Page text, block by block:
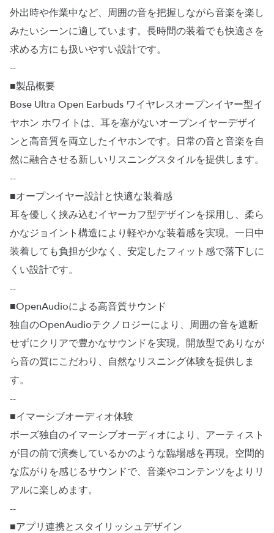
外出時や作業中など、周囲の音を把握しながら音楽を楽し
みたいシーンに適しています。長時間の装着でも快適さを
求める方にも扱いやすい設計です。
--
■製品概要
Bose Ultra Open Earbuds ワイヤレスオープンイヤー型イ
ヤホン ホワイトは、耳を塞がないオープンイヤーデザイ
ンと高音質を両立したイヤホンです。日常の音と音楽を自
然に融合させる新しいリスニングスタイルを提供します。
--
■オープンイヤー設計と快適な装着感
耳を優しく挟み込むイヤーカフ型デザインを採用し、柔ら
かなジョイント構造により軽やかな装着感を実現。一日中
装着しても負担が少なく、安定したフィット感で落下しに
くい設計です。
--
■OpenAudioによる高音質サウンド
独自のOpenAudioテクノロジーにより、周囲の音を遮断
せずにクリアで豊かなサウンドを実現。開放型でありなが
ら音の質にこだわり、自然なリスニング体験を提供しま
す。
--
■イマーシブオーディオ体験
ボーズ独自のイマーシブオーディオにより、アーティスト
が目の前で演奏しているかのような臨場感を再現。空間的
な広がりを感じるサウンドで、音楽やコンテンツをよりリ
アルに楽しめます。
--
■アプリ連携とスタイリッシュデザイン